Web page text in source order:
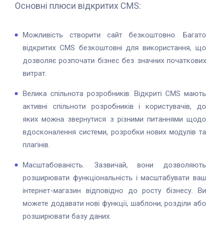
Основні плюси відкритих CMS:
Можливість створити сайт безкоштовно. Багато
відкритих CMS безкоштовні для використання, що
дозволяє розпочати бізнес без значних початкових
витрат.
Велика спільнота розробників. Відкриті CMS мають
активні спільноти розробників і користувачів, до
яких можна звернутися з різними питаннями щодо
вдосконалення системи, розробки нових модулів та
плагінів.
Масштабованість. Зазвичай, вони дозволяють
розширювати функціональність і масштабувати ваш
інтернет-магазин відповідно до росту бізнесу. Ви
можете додавати нові функції, шаблони, розділи або
розширювати базу даних.